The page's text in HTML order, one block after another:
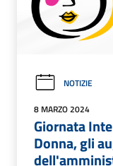
NOTIZIE
8 MARZO 2024
Giornata
Donna, gli